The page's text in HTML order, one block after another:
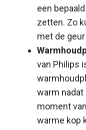
een
zetten. Zo
met de
van Philips
warm
moment
warme kop